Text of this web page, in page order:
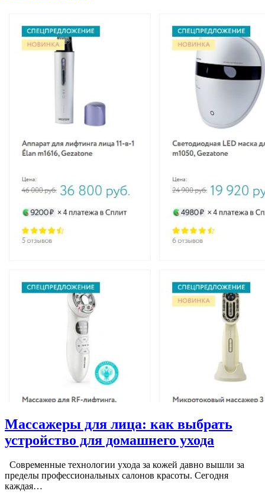
Массажеры для лица: как выбрать
устройство для домашнего ухода
Современные технологии ухода за кожей давно вышли за
пределы профессиональных салонов красоты. Сегодня
каждая…